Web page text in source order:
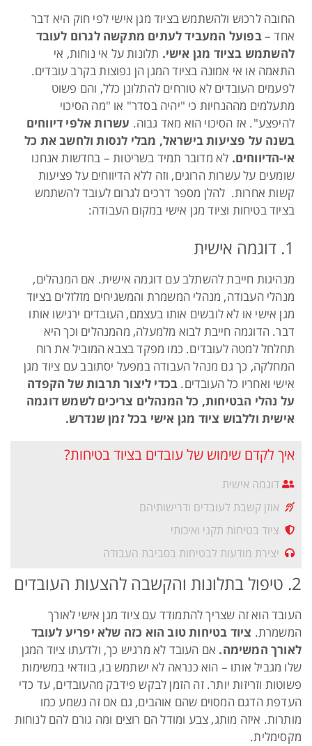
החובה לרכוש ולהשתמש בציוד מגן אישי לפי חוק היא דבר
אחד –בפועל המעביד לעתים מתקשה לגרום לעובד
להשתמש בציוד מגן אישי. תלונות על אי נוחות, אי
התאמה או אי אמונה בציוד המגן הן נפוצות בקרב עובדים.
לפעמים העובדים לא טורחים להתלונן כלל, והם פשוט
מתעלמים מההנחיות כי "יהיה בסדר" או "מה הסיכוי
להיפצע". אז הסיכוי הוא מאד גבוה. עשרות אלפי דיווחים
בשנה על פציעות בישראל, מבלי לנסות ולחשב את כל
אי-הדיווחים. לא מדובר תמיד בשריטות – בחדשות אנחנו
שומעים על עשרות הרוגים, וזה ללא הדיווחים על פציעות
קשות אחרות. להלן מספר דרכים לגרום לעובד להשתמש
בציוד בטיחות וציוד מגן אישי במקום העבודה:
1. דוגמה אישית
מנהיגות חייבת להשתלב עם דוגמה אישית. אם המנהלים,
מנהלי העבודה, מנהלי המשמרת והמשגיחים מזלזלים בציוד
מגן אישי או לא לובשים אותו בעצמם, העובדים ירגישו אותו
דבר. הדוגמה חייבת לבוא מלמעלה, מהמנהלים וכך היא
תחלחל למטה לעובדים. כמו מפקד בצבא המוביל את רוח
המחלקה, כך גם מנהל העבודה במפעל יסתובב עם ציוד מגן
אישי ואחריו כל העובדים. בכדי ליצור תרבות של הקפדה
על נהלי הבטיחות, כל המנהלים צריכים לשמש דוגמה
אישית וללבוש ציוד מגן אישי בכל זמן שנדרש.
איך לקדם שימוש של עובדים בציוד בטיחות?
דוגמה אישית
אוזן קשבת לעובדים ודרישותיהם
ציוד בטיחות תקני ואיכותי
יצירת מודעות לבטיחות בסביבת העבודה
2. טיפול בתלונות והקשבה להצעות העובדים
העובד הוא זה שצריך להתמודד עם ציוד מגן אישי לאורך
המשמרת. ציוד בטיחות טוב הוא כזה שלא יפריע לעובד
לאורך המשימה. אם העובד לא מרגיש כך, ולדעתו ציוד המגן
שלו מגביל אותו – הוא כנראה לא ישתמש בו, בוודאי במשימות
פשוטות וזריזות יותר. זה הזמן לבקש פידבק מהעובדים, עד כדי
העדפת הדגם המסוים שהם אוהבים, גם אם זה נשמע כמו
מותרות. איזה מותג, צבע ומודל הם רוצים ומה גורם להם לנוחות
מקסימלית.